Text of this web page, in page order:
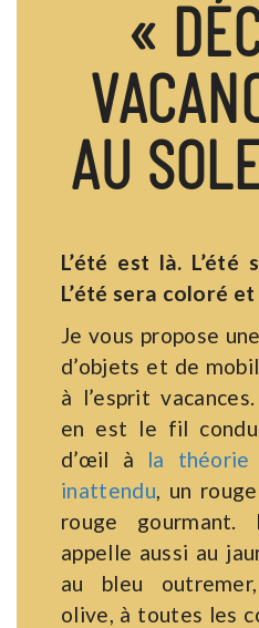
«
AU
L’été est là. L’été
L’été sera coloré
Je vous propose
d’objets et de
à l’esprit
en est le fil
d’œil à la théorie
inattendu , un
rouge gourmant.
appelle aussi au
au bleu
olive, à toutes les